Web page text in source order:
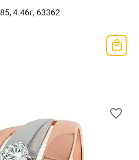
4.46г, 63362